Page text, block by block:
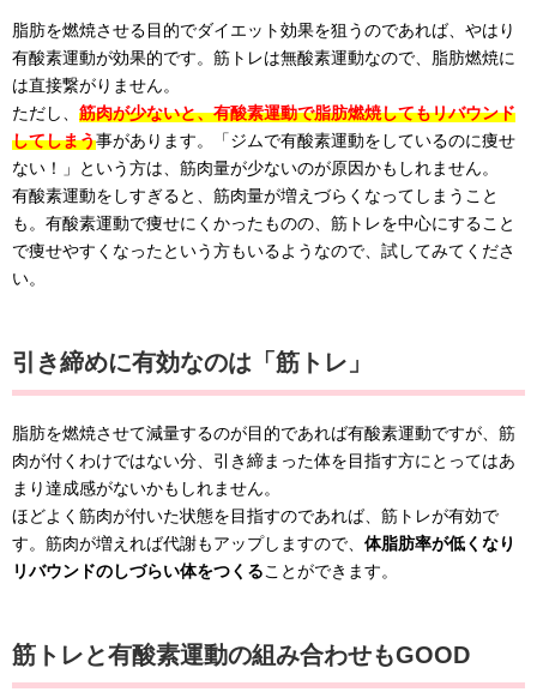
脂肪を燃焼させる目的でダイエット効果を狙うのであれば、やはり
有酸素運動が効果的です。筋トレは無酸素運動なので、脂肪燃焼に
は直接繋がりません。
ただし、 筋肉が少ないと、有酸素運動で脂肪燃焼してもリバウンド
してしまう事があります。「ジムで有酸素運動をしているのに痩せ
ない！」という方は、筋肉量が少ないのが原因かもしれません。
有酸素運動をしすぎると、筋肉量が増えづらくなってしまうこと
も。有酸素運動で痩せにくかったものの、筋トレを中心にすること
で痩せやすくなったという方もいるようなので、試してみてくださ
い。
引き締めに有効なのは「筋トレ」
脂肪を燃焼させて減量するのが目的であれば有酸素運動ですが、筋
肉が付くわけではない分、引き締まった体を目指す方にとってはあ
まり達成感がないかもしれません。
ほどよく筋肉が付いた状態を目指すのであれば、筋トレが有効で
す。筋肉が増えれば代謝もアップしますので、 体脂肪率が低くなり
リバウンドのしづらい体をつくることができます。
筋トレと有酸素運動の組み合わせもGOOD